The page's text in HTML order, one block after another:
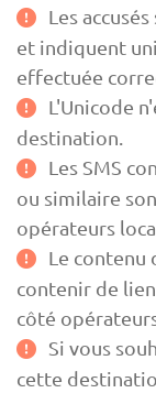
Les
et indiquent
effectuée
L'Unicode
destination.
Les SMS
ou similaire
opérateurs
Le contenu
contenir de
côté
Si vous
cette